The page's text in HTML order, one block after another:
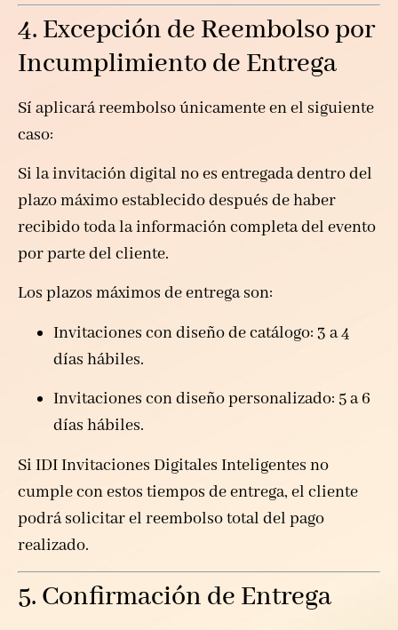
4. Excepción de Reembolso por
Incumplimiento de Entrega
Sí aplicará reembolso únicamente en el siguiente
caso:
Si la invitación digital no es entregada dentro del
plazo máximo establecido después de haber
recibido toda la información completa del evento
por parte del cliente.
Los plazos máximos de entrega son:
Invitaciones con diseño de catálogo: 3 a 4
días hábiles.
Invitaciones con diseño personalizado: 5 a 6
días hábiles.
Si IDI Invitaciones Digitales Inteligentes no
cumple con estos tiempos de entrega, el cliente
podrá solicitar el reembolso total del pago
realizado.
5. Confirmación de Entrega